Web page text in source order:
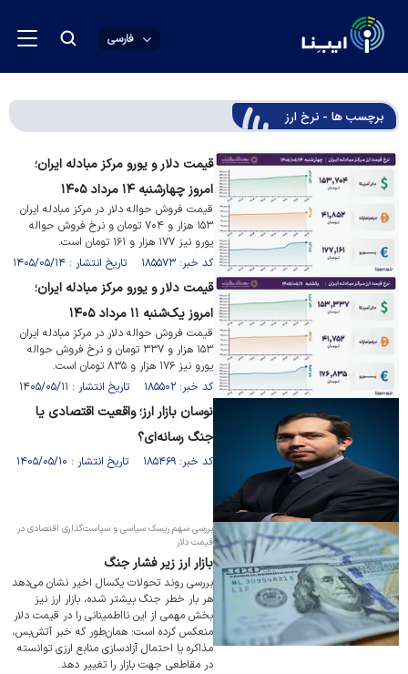
فارسی
برچسب ها - نرخ ارز
قیمت دلار و یورو مرکز مبادله ایران؛
امروز چهارشنبه ۱۴ مرداد ۱۴۰۵
قیمت فروش حواله دلار در مرکز مبادله ایران
۱۵۳ هزار و ۷۰۴ تومان و نرخ فروش حواله
یورو نیز ۱۷۷ هزار و ۱۶۱ تومان است.
کد خبر: ۱۸۵۵۷۳ تاریخ انتشار : ۱۴۰۵/۰۵/۱۴
قیمت دلار و یورو مرکز مبادله ایران؛
امروز یک‌شنبه ۱۱ مرداد ۱۴۰۵
قیمت فروش حواله دلار در مرکز مبادله ایران
۱۵۳ هزار و ۳۳۷ تومان و نرخ فروش حواله
یورو نیز ۱۷۶ هزار و ۸۳۵ تومان است.
کد خبر: ۱۸۵۵۰۲ تاریخ انتشار : ۱۴۰۵/۰۵/۱۱
نوسان بازار ارز؛ واقعیت اقتصادی یا
جنگ رسانه‌ای؟
کد خبر: ۱۸۵۴۶۹ تاریخ انتشار : ۱۴۰۵/۰۵/۱۰
بررسی سهم ریسک سیاسی و سیاست‌گذاری اقتصادی در
قیمت دلار
بازار ارز زیر فشار جنگ
بررسی روند تحولات یکسال اخیر نشان می‌دهد
هر بار خطر جنگ بیشتر شده، بازار ارز نیز
بخش مهمی از این نااطمینانی را در قیمت دلار
منعکس کرده است؛ همان‌طور که خبر آتش‌بس،
مذاکره یا احتمال آزادسازی منابع ارزی توانسته
در مقاطعی جهت بازار را تغییر دهد.